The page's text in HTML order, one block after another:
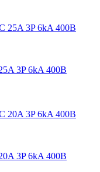
3P 6kA 400В
3P 6kA 400В